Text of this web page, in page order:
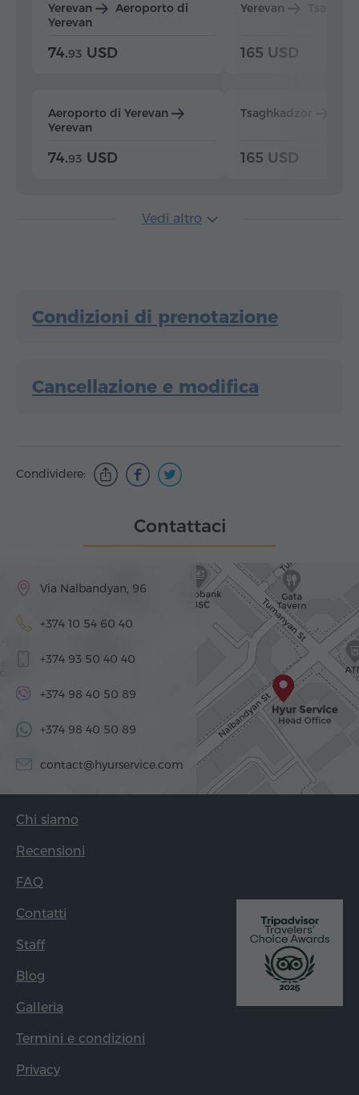
Yerevan
Aeroporto di
Yerevan
74.93 USD
Aeroporto di Yerevan
Yerevan
74.93 USD
Yerevan
165 USD
Tsaghkadzor
165 USD
Vedi altro
Condizioni di prenotazione
Cancellazione e modifica
Condividere:
Contattaci
Via Nalbandyan, 96
+374 10 54 60 40
+374 93 50 40 40
+374 98 40 50 89
+374 98 40 50 89
contact@hyurservice.com
Chi siamo
Recensioni
FAQ
Contatti
Staff
Blog
Galleria
Termini e condizioni
Privacy